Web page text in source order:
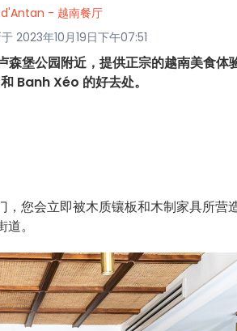
- 越南餐厅
2023年10月19日下午07:51
堡公园附近，提供正宗的越南美食体
Banh Xéo 的好去处。
，您会立即被木质镶板和木制家具所营
。